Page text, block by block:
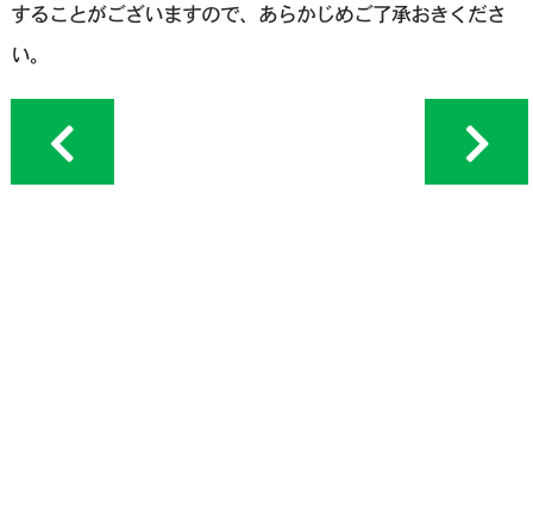
することがございますので、あらかじめご了承おきくださ
い。